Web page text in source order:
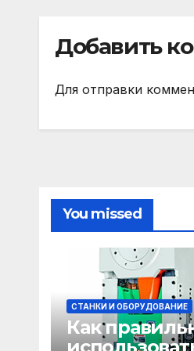
МАТЧ
Добавить
Для отправки
You missed
СТАНКИ И ОБОРУДОВАНИЕ
Как